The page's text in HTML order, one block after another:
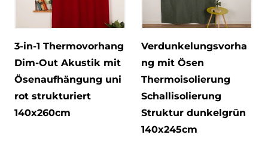
3-in-1 Thermovorhang
Dim-Out Akustik mit
Ösenaufhängung uni
rot strukturiert
140x260cm
Verdunkelungsvorha
ng mit Ösen
Thermoisolierung
Schallisolierung
Struktur dunkelgrün
140x245cm